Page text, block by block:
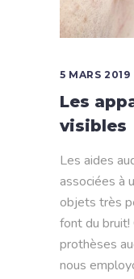
5 MARS 2019
Les
visibles
Les aides
associées à
objets très
font du bruit!
prothèses
nous